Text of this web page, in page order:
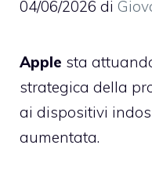
04/06/2026 di
Apple sta
strategica della
ai dispositivi
aumentata.